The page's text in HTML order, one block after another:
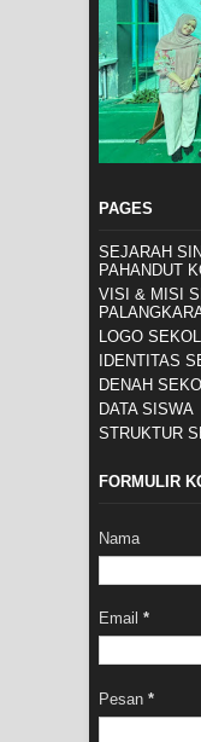
PAGES
SEJARAH
PAHANDUT
VISI & MISI
LOGO
IDENTITAS
DENAH
DATA SISWA
STRUKTUR
FORMULIR
Nama
Email *
Pesan *